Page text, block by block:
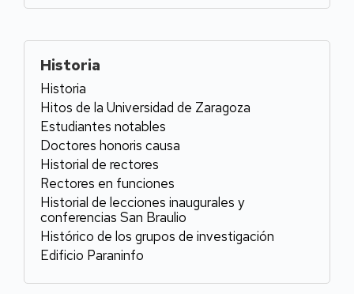
Historia
Historia
Hitos de la Universidad de Zaragoza
Estudiantes notables
Doctores honoris causa
Historial de rectores
Rectores en funciones
Historial de lecciones inaugurales y
conferencias San Braulio
Histórico de los grupos de investigación
Edificio Paraninfo